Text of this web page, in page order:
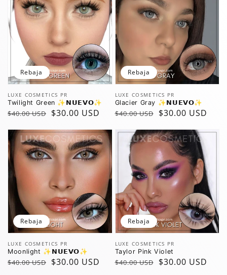
Vendedor:
LUXE COSMETICS PR
Twilight Green ✨️𝗡𝗨𝗘𝗩𝗢✨️
Precio
$40.00 USD
Precio
oferta
$30.00 USD
Rebaja
Vendedor:
LUXE COSMETICS PR
Glacier Gray ✨️𝗡𝗨𝗘𝗩𝗢✨️
Precio
$40.00 USD
Precio
oferta
$30.00 USD
Rebaja
Vendedor:
LUXE COSMETICS PR
Moonlight ✨️𝗡𝗨𝗘𝗩𝗢✨️
Precio
$40.00 USD
Precio
$30.00 USD
Rebaja
Vendedor:
LUXE COSMETICS PR
Taylor Pink Violet
Precio
$40.00 USD
Precio
$30.00 USD
Rebaja